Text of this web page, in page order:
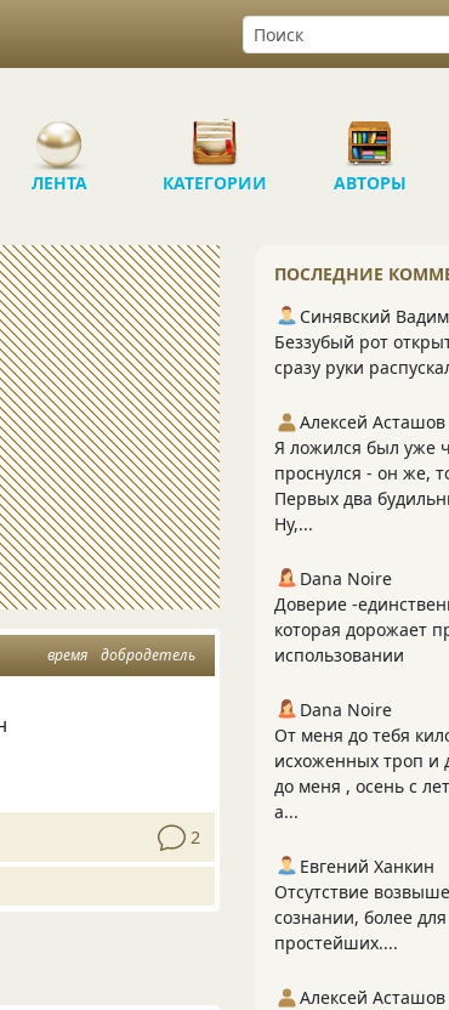
ЛЕНТА КАТЕГОРИИ АВТОРЫ
время добродетель
2
ПОСЛЕДНИЕ
Синявский Вадим
Беззубый рот
сразу руки
Алексей Асташов
Я ложился был уже
проснулся - он же,
Первых два
Ну,...
Dana Noire
Доверие -
которая дорожает
использовании
Dana Noire
От меня до тебя
исхоженных троп и
до меня , осень с
а...
Евгений Ханкин
Отсутствие
сознании, более для
простейших....
Алексей Асташов